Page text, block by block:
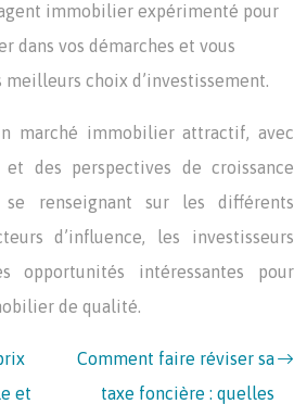
immobilier expérimenté pour
dans vos démarches et vous
choix d’investissement.
marché immobilier attractif, avec
des perspectives de croissance
se renseignant sur les différents
d’influence, les investisseurs
opportunités intéressantes pour
de qualité.
et
Comment faire réviser sa
taxe foncière : quelles